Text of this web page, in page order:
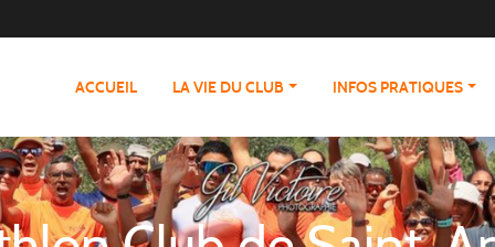
ACCUEIL LA VIE DU CLUB INFOS PRATIQUES